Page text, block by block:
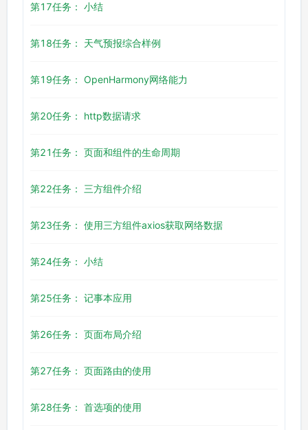
第17任务： 小结
第18任务： 天气预报综合样例
第19任务： OpenHarmony网络能力
第20任务： http数据请求
第21任务： 页面和组件的生命周期
第22任务： 三方组件介绍
第23任务： 使用三方组件axios获取网络数据
第24任务： 小结
第25任务： 记事本应用
第26任务： 页面布局介绍
第27任务： 页面路由的使用
第28任务： 首选项的使用